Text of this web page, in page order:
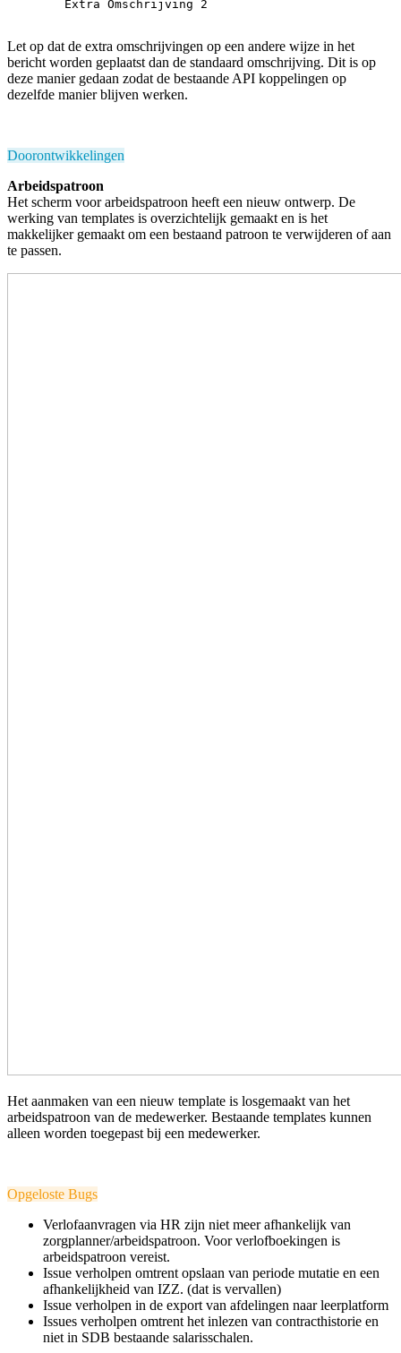
Extra Omschrijving 2
Let op dat de extra omschrijvingen op een andere wijze in het
bericht worden geplaatst dan de standaard omschrijving. Dit is op
deze manier gedaan zodat de bestaande API koppelingen op
dezelfde manier blijven werken.
Doorontwikkelingen
Arbeidspatroon
Het scherm voor arbeidspatroon heeft een nieuw ontwerp. De
werking van templates is overzichtelijk gemaakt en is het
makkelijker gemaakt om een bestaand patroon te verwijderen of aan
te passen.
Het aanmaken van een nieuw template is losgemaakt van het
arbeidspatroon van de medewerker. Bestaande templates kunnen
alleen worden toegepast bij een medewerker.
Opgeloste Bugs
Verlofaanvragen via HR zijn niet meer afhankelijk van
zorgplanner/arbeidspatroon. Voor verlofboekingen is
arbeidspatroon vereist.
Issue verholpen omtrent opslaan van periode mutatie en een
afhankelijkheid van IZZ. (dat is vervallen)
Issue verholpen in de export van afdelingen naar leerplatform
Issues verholpen omtrent het inlezen van contracthistorie en
niet in SDB bestaande salarisschalen.